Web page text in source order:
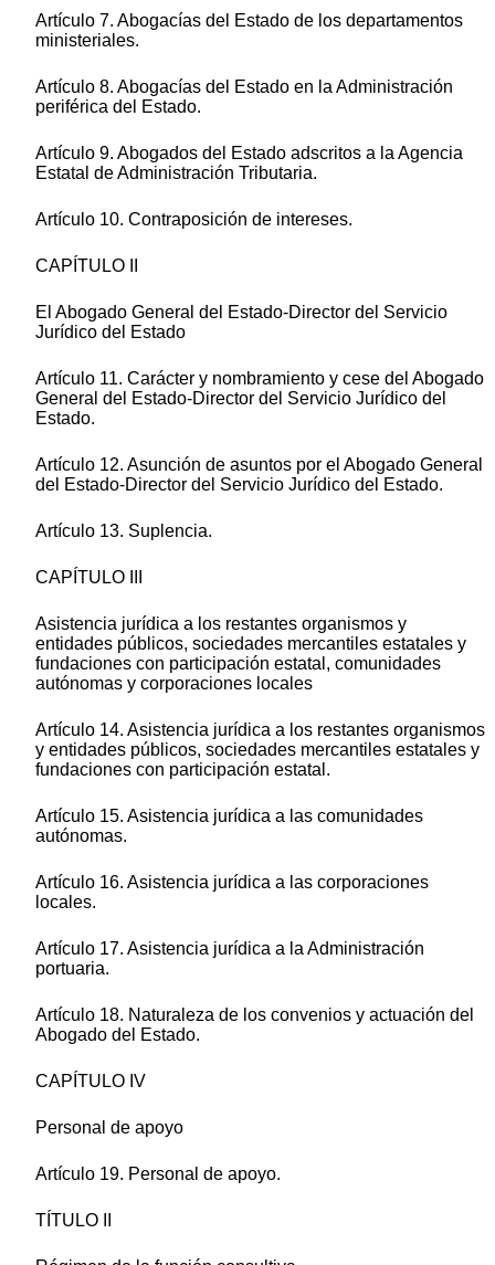
Artículo 7. Abogacías del Estado de los departamentos
ministeriales.
Artículo 8. Abogacías del Estado en la Administración
periférica del Estado.
Artículo 9. Abogados del Estado adscritos a la Agencia
Estatal de Administración Tributaria.
Artículo 10. Contraposición de intereses.
CAPÍTULO II
El Abogado General del Estado-Director del Servicio
Jurídico del Estado
Artículo 11. Carácter y nombramiento y cese del Abogado
General del Estado-Director del Servicio Jurídico del
Estado.
Artículo 12. Asunción de asuntos por el Abogado General
del Estado-Director del Servicio Jurídico del Estado.
Artículo 13. Suplencia.
CAPÍTULO III
Asistencia jurídica a los restantes organismos y
entidades públicos, sociedades mercantiles estatales y
fundaciones con participación estatal, comunidades
autónomas y corporaciones locales
Artículo 14. Asistencia jurídica a los restantes organismos
y entidades públicos, sociedades mercantiles estatales y
fundaciones con participación estatal.
Artículo 15. Asistencia jurídica a las comunidades
autónomas.
Artículo 16. Asistencia jurídica a las corporaciones
locales.
Artículo 17. Asistencia jurídica a la Administración
portuaria.
Artículo 18. Naturaleza de los convenios y actuación del
Abogado del Estado.
CAPÍTULO IV
Personal de apoyo
Artículo 19. Personal de apoyo.
TÍTULO II